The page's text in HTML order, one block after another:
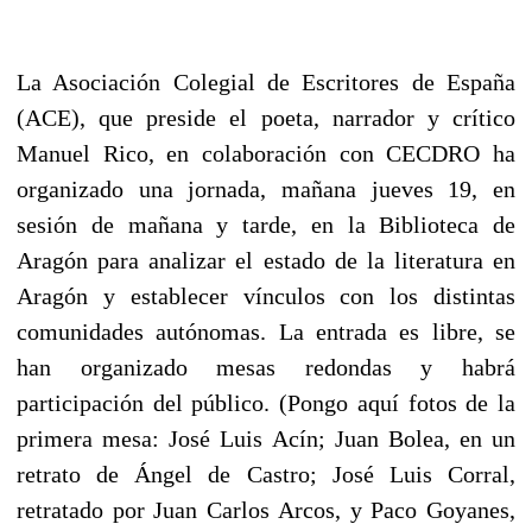
La Asociación Colegial de Escritores de España
(ACE), que preside el poeta, narrador y crítico
Manuel Rico, en colaboración con CECDRO ha
organizado una jornada, mañana jueves 19, en
sesión de mañana y tarde, en la Biblioteca de
Aragón para analizar el estado de la literatura en
Aragón y establecer vínculos con los distintas
comunidades autónomas. La entrada es libre, se
han organizado mesas redondas y habrá
participación del público. (Pongo aquí fotos de la
primera mesa: José Luis Acín; Juan Bolea, en un
retrato de Ángel de Castro; José Luis Corral,
retratado por Juan Carlos Arcos, y Paco Goyanes,